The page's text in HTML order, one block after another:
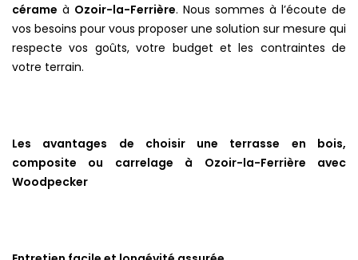
cérame à Ozoir-la-Ferrière. Nous sommes à l’écoute de
vos besoins pour vous proposer une solution sur mesure qui
respecte vos goûts, votre budget et les contraintes de
votre terrain.
Les avantages de choisir une terrasse en bois,
composite ou carrelage à Ozoir-la-Ferrière avec
Woodpecker